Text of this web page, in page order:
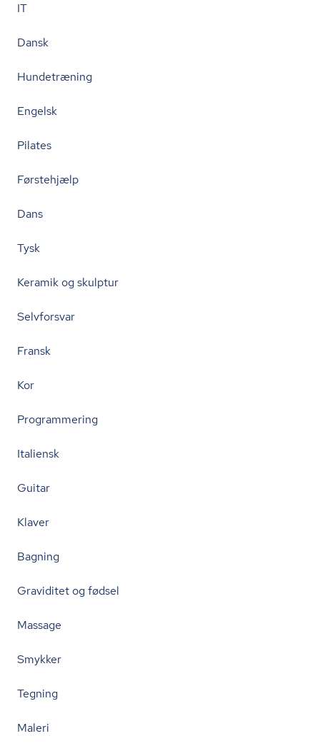
IT
Dansk
Hundetræning
Engelsk
Pilates
Førstehjælp
Dans
Tysk
Keramik og skulptur
Selvforsvar
Fransk
Kor
Programmering
Italiensk
Guitar
Klaver
Bagning
Graviditet og fødsel
Massage
Smykker
Tegning
Maleri